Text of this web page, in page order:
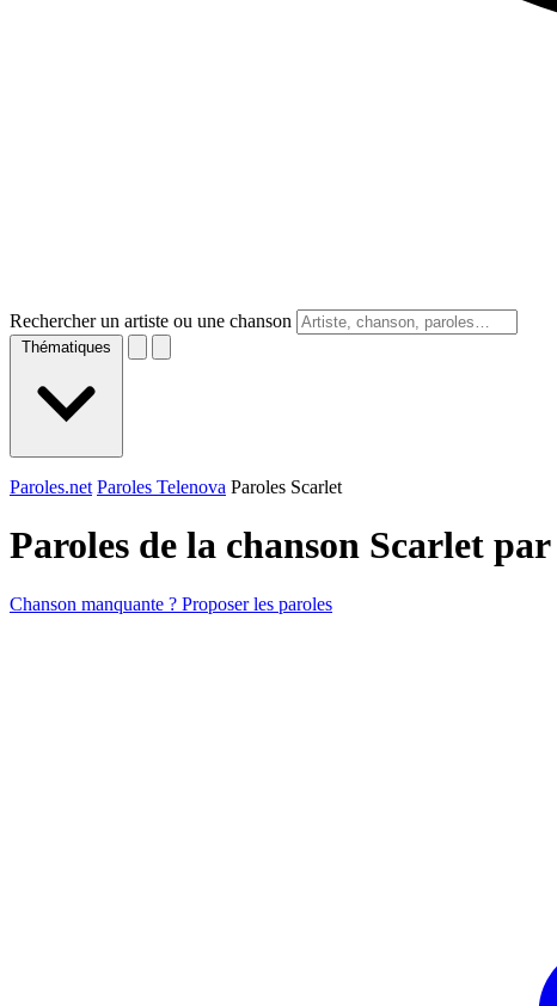
Rechercher un artiste ou une chanson
Thématiques
Paroles.net Paroles Telenova Paroles Scarlet
Paroles de la chanson Scarlet par
Chanson manquante ? Proposer les paroles